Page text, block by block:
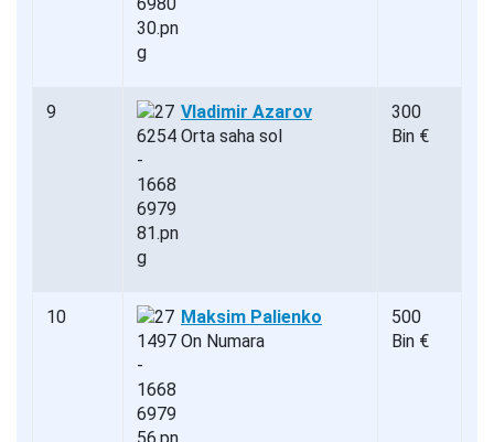
9
Vladimir Azarov
Orta saha sol
300
Bin €
10
Maksim Palienko
On Numara
500
Bin €